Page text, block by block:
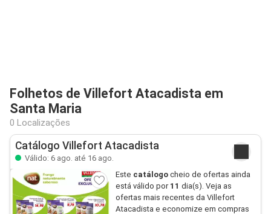
Folhetos de Villefort Atacadista em
Santa Maria
0 Localizações
Catálogo Villefort Atacadista
Válido: 6 ago. até 16 ago.
Este catálogocheio de ofertas ainda
está válido por 11 dia(s). Veja as
ofertas mais recentes da Villefort
Atacadista e economize em compras